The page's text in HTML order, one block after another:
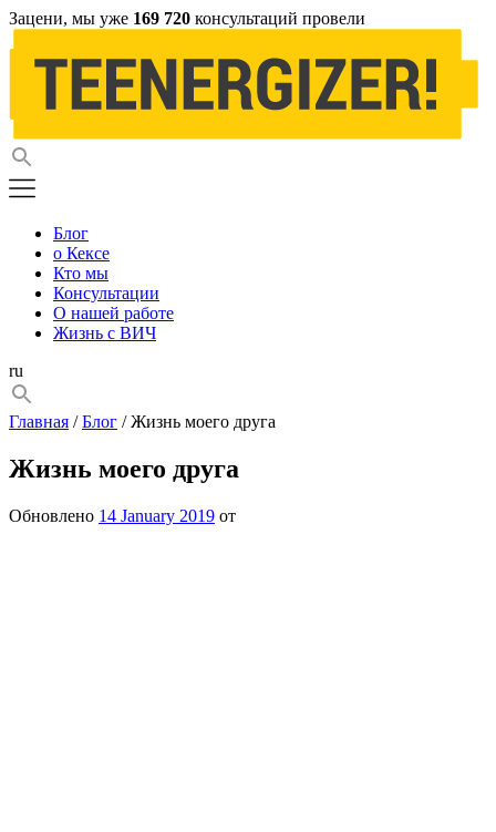
Зацени, мы уже 169 720 консультаций провели
Блог
о Кексе
Кто мы
Консультации
О нашей работе
Жизнь с ВИЧ
ru
Главная /Блог / Жизнь моего друга
Жизнь моего друга
Обновлено 14 January 2019 от